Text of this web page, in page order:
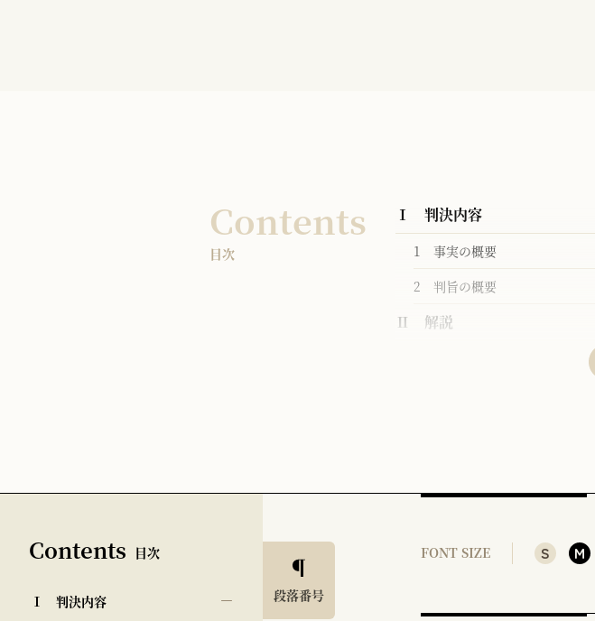
Contents
目次
Ⅰ 判決内容
1 事実の概要
2 判旨の概要
Ⅱ 解説
1 本判決の背景・本判決の意義
3 本判決の特徴及び評価
（2）「平均的な損害」の解釈
段落番号
Contents 目次
Ⅰ 判決内容
FONT SIZE S M